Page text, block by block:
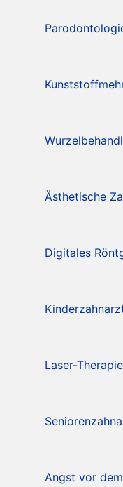
Ästhetische
Digitales
Laser-Therapie
Angst vor